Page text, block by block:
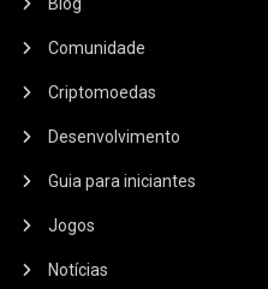
Blog
Comunidade
Criptomoedas
Desenvolvimento
Guia para iniciantes
Jogos
Notícias